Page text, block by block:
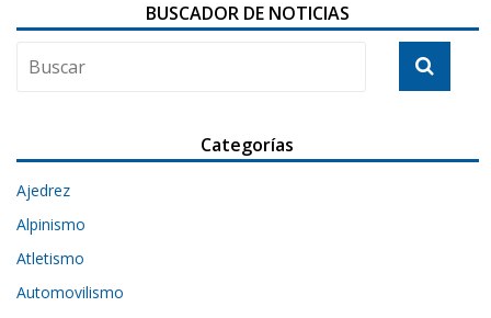
BUSCADOR DE NOTICIAS
Categorías
Ajedrez
Alpinismo
Atletismo
Automovilismo